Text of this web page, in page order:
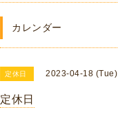
カレンダー
定休日 2023-04-18 (Tue)
定休日